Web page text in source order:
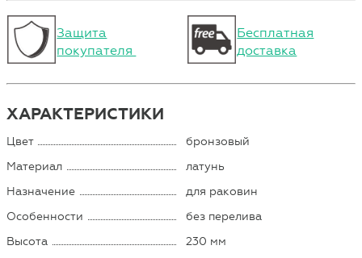
Защита
покупателя
Бесплатная
доставка
ХАРАКТЕРИСТИКИ
Цвет
бронзовый
Материал
латунь
Назначение
для раковин
Особенности
без перелива
Высота
230 мм